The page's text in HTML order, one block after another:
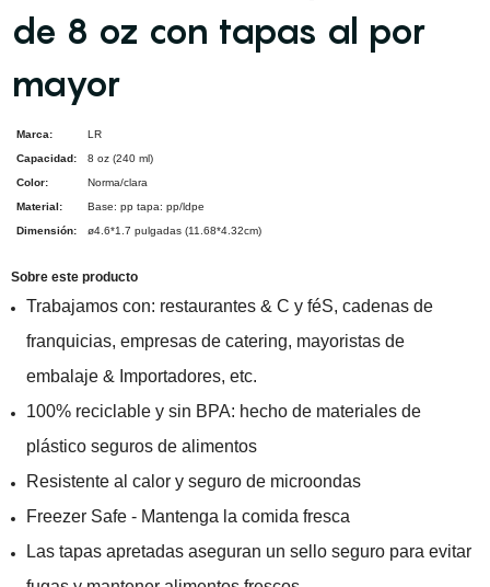
de 8 oz con tapas al por
mayor
Marca:
LR
Capacidad:
8 oz (240 ml)
Color:
Norma/clara
Material:
Base: pp tapa: pp/ldpe
Dimensión:
ø4.6*1.7 pulgadas (11.68*4.32cm)
Sobre este producto
Trabajamos con: restaurantes & C y féS, cadenas de
franquicias, empresas de catering, mayoristas de
embalaje & Importadores, etc.
100% reciclable y sin BPA: hecho de materiales de
plástico seguros de alimentos
Resistente al calor y seguro de microondas
Freezer Safe - Mantenga la comida fresca
Las tapas apretadas aseguran un sello seguro para evitar